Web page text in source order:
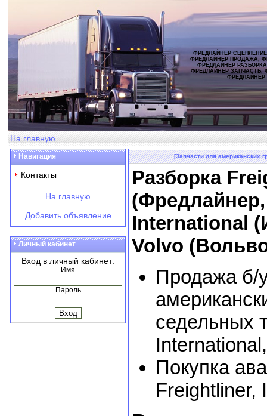
ФРЕДЛАЙНЕР
ФРЕДЛАЙНЕР ПРОДАЖА,
ФРЕДЛАЙНЕР
ФРЕДЛАЙНЕР ЗАПЧАСТЬ,
ФРЕДЛАЙНЕР
На главную
Навигация
Контакты
На главную
Добавить объявление
Личный кабинет
Вход в личный кабинет:
Имя
Пароль
[Запчасти для американских
Разборка
International
Volvo
Продажа б/
седельных
Покупка
Freightliner,